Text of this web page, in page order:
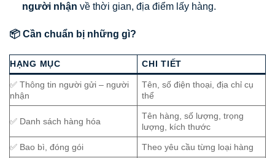
người nhận về thời gian, địa điểm lấy hàng.
📦 Cần chuẩn bị những gì?
HẠNG MỤC CHI TIẾT
✅ Thông tin người gửi – người
nhận
Tên, số điện thoại, địa chỉ cụ
thể
✅ Danh sách hàng hóa
Tên hàng, số lượng, trọng
lượng, kích thước
✅ Bao bì, đóng gói Theo yêu cầu từng loại hàng